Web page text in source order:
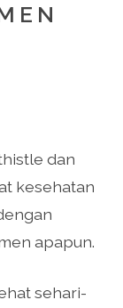
dan
kesehatan
apapun.
sehari-